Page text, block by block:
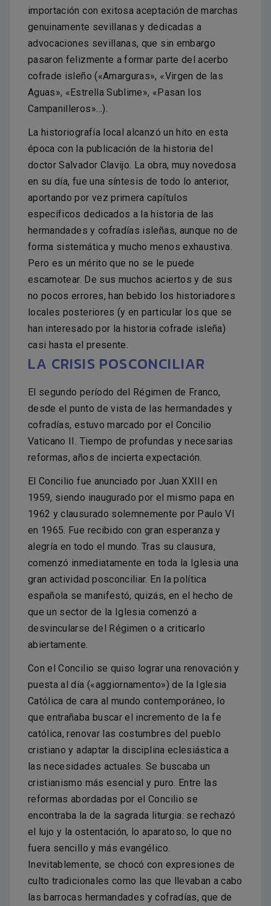
importación con exitosa aceptación de marchas
genuinamente sevillanas y dedicadas a
advocaciones sevillanas, que sin embargo
pasaron felizmente a formar parte del acerbo
cofrade isleño («Amarguras», «Virgen de las
Aguas», «Estrella Sublime», «Pasan los
Campanilleros»…).
La historiografía local alcanzó un hito en esta
época con la publicación de la historia del
doctor Salvador Clavijo. La obra, muy novedosa
en su día, fue una síntesis de todo lo anterior,
aportando por vez primera capítulos
específicos dedicados a la historia de las
hermandades y cofradías isleñas, aunque no de
forma sistemática y mucho menos exhaustiva.
Pero es un mérito que no se le puede
escamotear. De sus muchos aciertos y de sus
no pocos errores, han bebido los historiadores
locales posteriores (y en particular los que se
han interesado por la historia cofrade isleña)
casi hasta el presente.
LA CRISIS POSCONCILIAR
El segundo período del Régimen de Franco,
desde el punto de vista de las hermandades y
cofradías, estuvo marcado por el Concilio
Vaticano II. Tiempo de profundas y necesarias
reformas, años de incierta expectación.
El Concilio fue anunciado por Juan XXIII en
1959, siendo inaugurado por el mismo papa en
1962 y clausurado solemnemente por Paulo VI
en 1965. Fue recibido con gran esperanza y
alegría en todo el mundo. Tras su clausura,
comenzó inmediatamente en toda la Iglesia una
gran actividad posconciliar. En la política
española se manifestó, quizás, en el hecho de
que un sector de la Iglesia comenzó a
desvincularse del Régimen o a criticarlo
abiertamente.
Con el Concilio se quiso lograr una renovación y
puesta al día («aggiornamento») de la Iglesia
Católica de cara al mundo contemporáneo, lo
que entrañaba buscar el incremento de la fe
católica, renovar las costumbres del pueblo
cristiano y adaptar la disciplina eclesiástica a
las necesidades actuales. Se buscaba un
cristianismo más esencial y puro. Entre las
reformas abordadas por el Concilio se
encontraba la de la sagrada liturgia: se rechazó
el lujo y la ostentación, lo aparatoso, lo que no
fuera sencillo y más evangélico.
Inevitablemente, se chocó con expresiones de
culto tradicionales como las que llevaban a cabo
las barrocas hermandades y cofradías, que de